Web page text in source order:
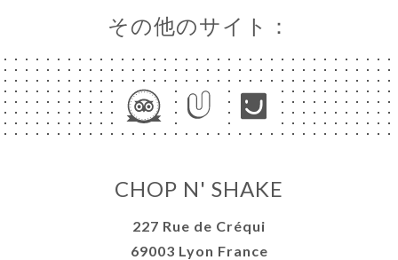
その他のサイト：
CHOP N' SHAKE
227 Rue de Créqui
69003 Lyon France